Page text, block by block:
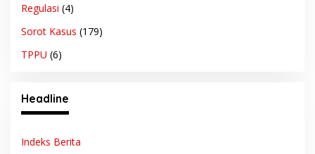
Regulasi (4)
Sorot Kasus (179)
TPPU (6)
Headline
Indeks Berita